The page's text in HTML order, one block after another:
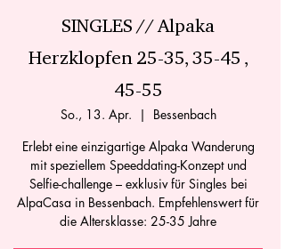
SINGLES // Alpaka
Herzklopfen 25-35, 35-45 ,
45-55
So., 13. Apr.
  |
Bessenbach
Erlebt eine einzigartige Alpaka Wanderung
mit speziellem Speeddating-Konzept und
Selfie-challenge – exklusiv für Singles bei
AlpaCasa in Bessenbach. Empfehlenswert für
die Altersklasse: 25-35 Jahre